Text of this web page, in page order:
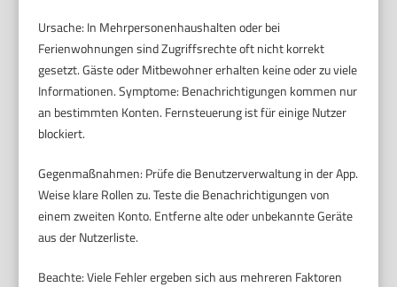
Ursache: In Mehrpersonenhaushalten oder bei
Ferienwohnungen sind Zugriffsrechte oft nicht korrekt
gesetzt. Gäste oder Mitbewohner erhalten keine oder zu viele
Informationen. Symptome: Benachrichtigungen kommen nur
an bestimmten Konten. Fernsteuerung ist für einige Nutzer
blockiert.
Gegenmaßnahmen: Prüfe die Benutzerverwaltung in der App.
Weise klare Rollen zu. Teste die Benachrichtigungen von
einem zweiten Konto. Entferne alte oder unbekannte Geräte
aus der Nutzerliste.
Beachte: Viele Fehler ergeben sich aus mehreren Faktoren